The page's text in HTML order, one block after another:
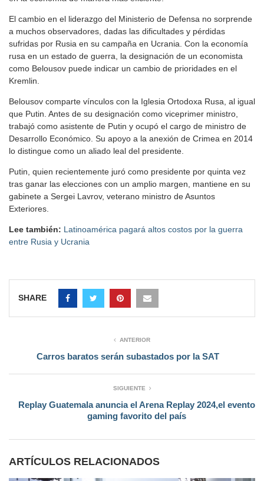
El cambio en el liderazgo del Ministerio de Defensa no sorprende
a muchos observadores, dadas las dificultades y pérdidas
sufridas por Rusia en su campaña en Ucrania. Con la economía
rusa en un estado de guerra, la designación de un economista
como Belousov puede indicar un cambio de prioridades en el
Kremlin.
Belousov comparte vínculos con la Iglesia Ortodoxa Rusa, al igual
que Putin. Antes de su designación como viceprimer ministro,
trabajó como asistente de Putin y ocupó el cargo de ministro de
Desarrollo Económico. Su apoyo a la anexión de Crimea en 2014
lo distingue como un aliado leal del presidente.
Putin, quien recientemente juró como presidente por quinta vez
tras ganar las elecciones con un amplio margen, mantiene en su
gabinete a Sergei Lavrov, veterano ministro de Asuntos
Exteriores.
Lee también: Latinoamérica pagará altos costos por la guerra
entre Rusia y Ucrania
SHARE
ANTERIOR
Carros baratos serán subastados por la SAT
SIGUIENTE
Replay Guatemala anuncia el Arena Replay 2024,el evento
gaming favorito del país
ARTÍCULOS RELACIONADOS